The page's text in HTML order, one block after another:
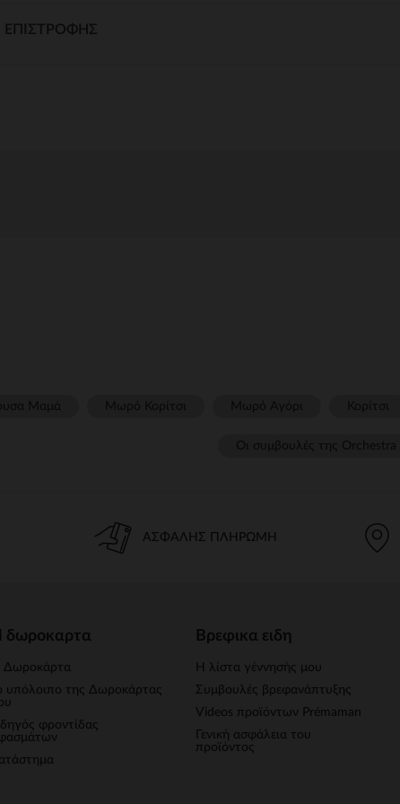
ΑΣΦΑΛΉΣ ΠΛΗΡΩΜΉ
δωροκαρτα
Δωροκάρτα
υπόλοιπο της Δωροκάρτας
φροντίδας
Βρεφικα ειδη
Η λίστα γέννησής μου
Συμβουλές βρεφανάπτυξης
Videos προϊόντων Prémaman
Γενική ασφάλεια του
προϊόντος